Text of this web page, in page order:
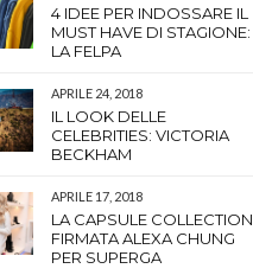
4 IDEE PER INDOSSARE IL
MUST HAVE DI STAGIONE:
LA FELPA
APRILE 24, 2018
IL LOOK DELLE
CELEBRITIES: VICTORIA
BECKHAM
APRILE 17, 2018
LA CAPSULE COLLECTION
FIRMATA ALEXA CHUNG
PER SUPERGA